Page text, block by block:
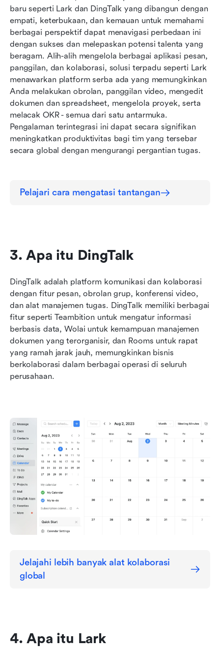
baru seperti Lark dan DingTalk yang dibangun dengan
empati, keterbukaan, dan kemauan untuk memahami
berbagai perspektif dapat menavigasi perbedaan ini
dengan sukses dan melepaskan potensi talenta yang
beragam. Alih-alih mengelola berbagai aplikasi pesan,
panggilan, dan kolaborasi, solusi terpadu seperti Lark
menawarkan platform serba ada yang memungkinkan
Anda melakukan obrolan, panggilan video, mengedit
dokumen dan spreadsheet, mengelola proyek, serta
melacak OKR - semua dari satu antarmuka.
Pengalaman terintegrasi ini dapat secara signifikan
meningkatkan produktivitas bagi tim yang tersebar
secara global dengan mengurangi pergantian tugas.
Pelajari cara mengatasi tantangan
3. Apa itu DingTalk
DingTalk adalah platform komunikasi dan kolaborasi
dengan fitur pesan, obrolan grup, konferensi video,
dan alat manajemen tugas. DingTalk memiliki berbagai
fitur seperti Teambition untuk mengatur informasi
berbasis data, Wolai untuk kemampuan manajemen
dokumen yang terorganisir, dan Rooms untuk rapat
yang ramah jarak jauh, memungkinkan bisnis
berkolaborasi dalam berbagai operasi di seluruh
perusahaan.
Jelajahi lebih banyak alat kolaborasi
global
4. Apa itu Lark